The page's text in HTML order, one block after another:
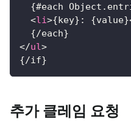
{#each
<li>{key}: {value}
  {/each}
</ul>
{/if}
추가 클레임 요청